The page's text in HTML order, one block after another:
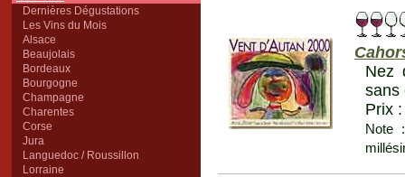
Dernières Dégustations
Les Vins du Mois
Alsace
Beaujolais
Bordeaux
Bourgogne
Champagne
Charentes
Corse
Jura
Languedoc / Roussillon
Lorraine
Nez
sans
Prix
Note